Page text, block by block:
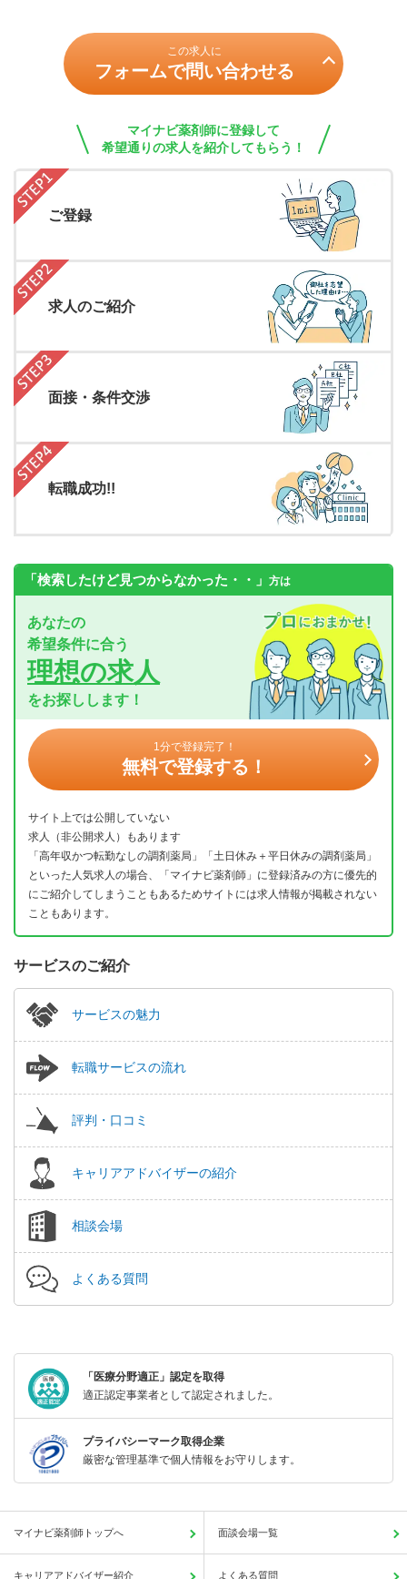
この求人に
フォームで問い合わせる
マイナビ薬剤師に登録して
希望通りの求人を紹介してもらう！
ご登録
求人のご紹介
面接・条件交渉
転職成功!!
「検索したけど見つからなかった・・」 方は
あなたの
希望条件に合う
理想の求人
をお探しします！
1分で登録完了！
無料で登録する！
サイト上では公開していない
求人（非公開求人）もあります
「高年収かつ転勤なしの調剤薬局」「土日休み＋平日休みの調剤薬局」
といった人気求人の場合、「マイナビ薬剤師」に登録済みの方に優先的
にご紹介してしまうこともあるためサイトには求人情報が掲載されない
こともあります。
サービスのご紹介
サービスの魅力
転職サービスの流れ
評判・口コミ
キャリアアドバイザーの紹介
相談会場
よくある質問
「医療分野適正」認定を取得
適正認定事業者として認定されました。
プライバシーマーク取得企業
厳密な管理基準で個人情報をお守りします。
マイナビ薬剤師トップへ 面談会場一覧
キャリアアドバイザー紹介 よくある質問